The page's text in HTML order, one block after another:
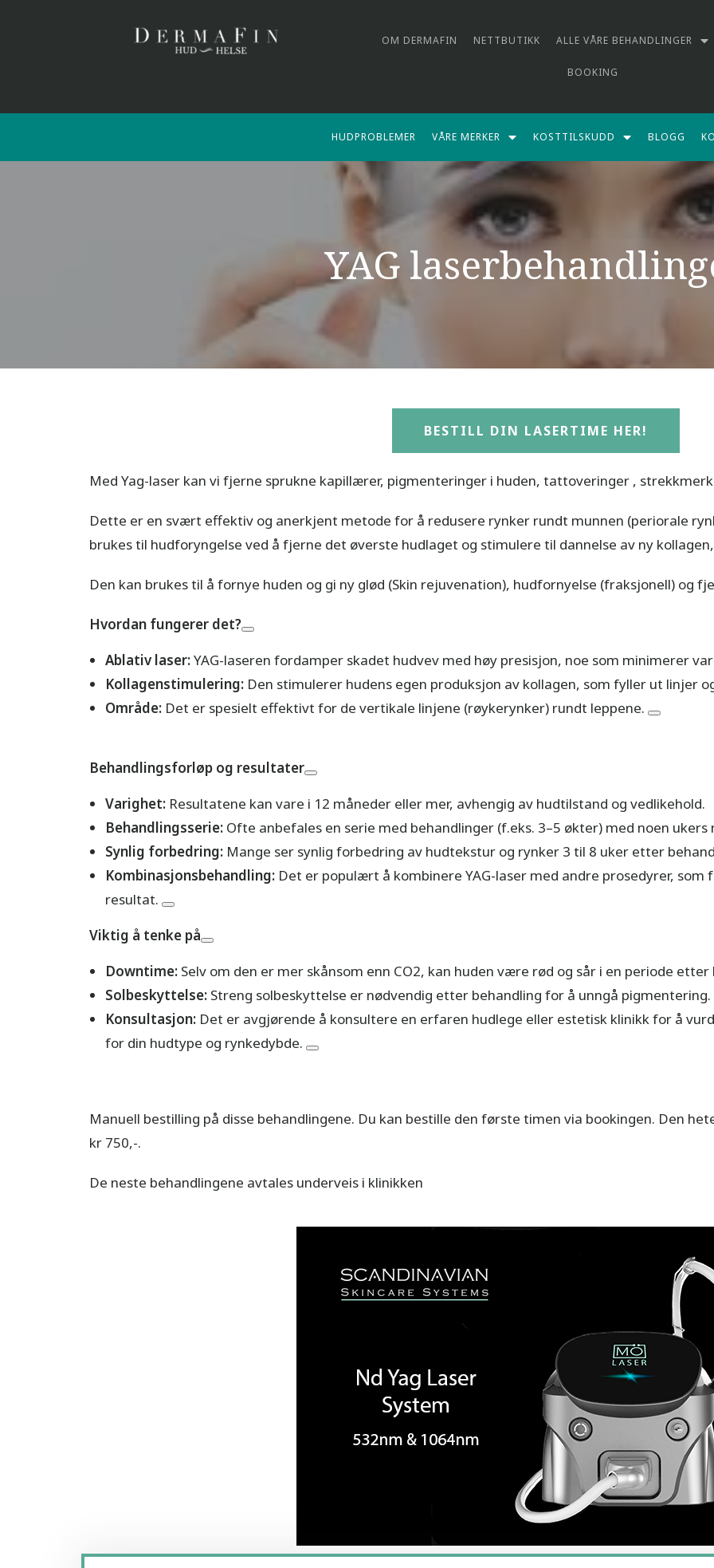
OM DERMAFIN NETTBUTIKK ALLE VÅRE BEHANDLINGER
BOOKING
HUDPROBLEMER VÅRE MERKER KOSTTILSKUDD BLOGG
YAG
BESTILL DIN LASERTIME HER!
Med Yag-laser kan vi fjerne sprukne kapillærer, pigmenteringer i huden, tattoveringer ,
Dette er en svært effektiv og anerkjent metode for å redusere rynker rundt munnen (periorale
brukes til hudforyngelse ved å fjerne det øverste hudlaget og stimulere til dannelse av ny
Den kan brukes til å fornye huden og gi ny glød (Skin rejuvenation), hudfornyelse (fraksjonell) og
Hvordan fungerer det?
Ablativ laser:YAG-laseren fordamper skadet hudvev med høy presisjon, noe som minimerer
Kollagenstimulering: Den stimulerer hudens egen produksjon av kollagen, som fyller ut linjer
Område: Det er spesielt effektivt for de vertikale linjene (røykerynker) rundt leppene.
Behandlingsforløp og resultater
Varighet: Resultatene kan vare i 12 måneder eller mer, avhengig av hudtilstand og vedlikehold.
Behandlingsserie: Ofte anbefales en serie med behandlinger (f.eks. 3–5 økter) med noen
Synlig forbedring: Mange ser synlig forbedring av hudtekstur og rynker 3 til 8 uker etter
Kombinasjonsbehandling: Det er populært å kombinere YAG-laser med andre prosedyrer,
resultat.
Viktig å tenke på
Downtime: Selv om den er mer skånsom enn CO2, kan huden være rød og sår i en periode etter
Solbeskyttelse: Streng solbeskyttelse er nødvendig etter behandling for å unngå pigmentering.
Konsultasjon: Det er avgjørende å konsultere en erfaren hudlege eller estetisk klinikk for å
for din hudtype og rynkedybde.
Manuell bestilling på disse behandlingene. Du kan bestille den første timen via bookingen. Den
kr 750,-.
De neste behandlingene avtales underveis i klinikken